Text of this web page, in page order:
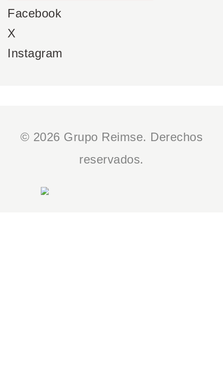
Facebook
X
Instagram
© 2026 Grupo Reimse. Derechos
reservados.